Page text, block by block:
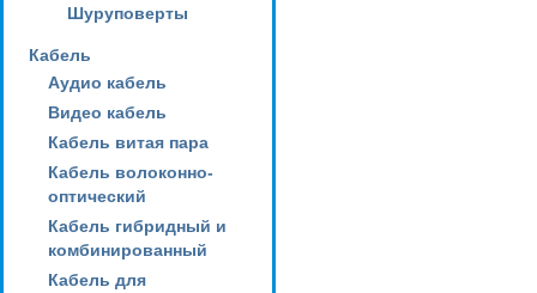
Шуруповерты
Кабель
Аудио кабель
Видео кабель
Кабель витая пара
Кабель волоконно-
оптический
Кабель гибридный и
комбинированный
Кабель для